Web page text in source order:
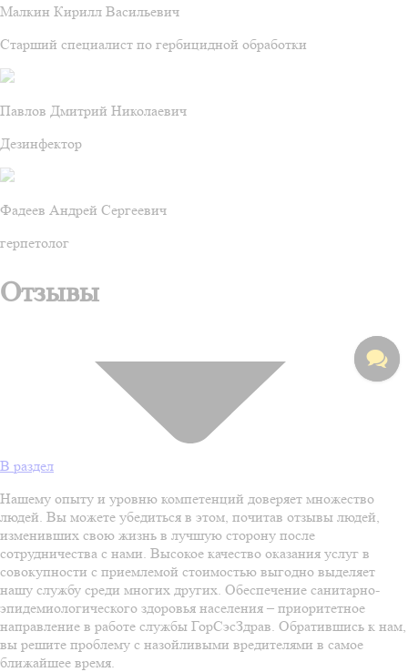
Малкин Кирилл Васильевич
Старший специалист по гербицидной обработки
Павлов Дмитрий Николаевич
Дезинфектор
Фадеев Андрей Сергеевич
герпетолог
Отзывы
В раздел
Нашему опыту и уровню компетенций доверяет множество
людей. Вы можете убедиться в этом, почитав отзывы людей,
изменивших свою жизнь в лучшую сторону после
сотрудничества с нами. Высокое качество оказания услуг в
совокупности с приемлемой стоимостью выгодно выделяет
нашу службу среди многих других. Обеспечение санитарно-
эпидемиологического здоровья населения – приоритетное
направление в работе службы ГорСэсЗдрав. Обратившись к нам,
вы решите проблему с назойливыми вредителями в самое
ближайшее время.